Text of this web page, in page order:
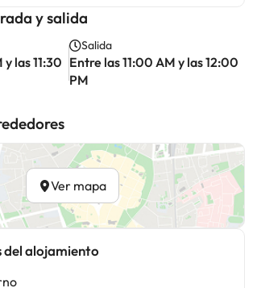
y salida
las 11:30
Salida
Entre las 11:00 AM y las 12:00
PM
Ver mapa
del alojamiento